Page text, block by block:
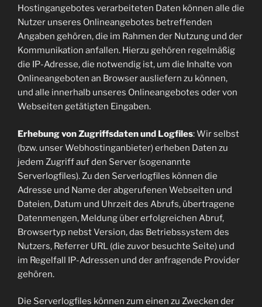
Hostingangebotes verarbeiteten Daten können alle die
Nutzer unseres Onlineangebotes betreffenden
Angaben gehören, die im Rahmen der Nutzung und der
Kommunikation anfallen. Hierzu gehören regelmäßig
die IP-Adresse, die notwendig ist, um die Inhalte von
Onlineangeboten an Browser ausliefern zu können,
und alle innerhalb unseres Onlineangebotes oder von
Webseiten getätigten Eingaben.
Erhebung von Zugriffsdaten und Logfiles: Wir selbst
(bzw. unser Webhostinganbieter) erheben Daten zu
jedem Zugriff auf den Server (sogenannte
Serverlogfiles). Zu den Serverlogfiles können die
Adresse und Name der abgerufenen Webseiten und
Dateien, Datum und Uhrzeit des Abrufs, übertragene
Datenmengen, Meldung über erfolgreichen Abruf,
Browsertyp nebst Version, das Betriebssystem des
Nutzers, Referrer URL (die zuvor besuchte Seite) und
im Regelfall IP-Adressen und der anfragende Provider
gehören.
Die Serverlogfiles können zum einen zu Zwecken der